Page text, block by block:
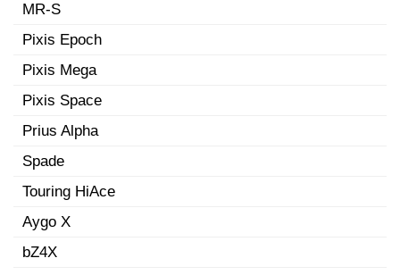
MR-S
Pixis Epoch
Pixis Mega
Pixis Space
Prius Alpha
Spade
Touring HiAce
Aygo X
bZ4X